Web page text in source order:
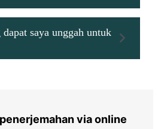
saya unggah untuk
via online